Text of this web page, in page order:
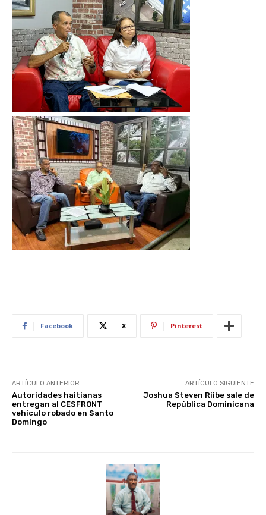
Facebook X Pinterest
ARTÍCULO ANTERIOR
Autoridades haitianas
entregan al CESFRONT
vehículo robado en Santo
Domingo
ARTÍCULO SIGUIENTE
Joshua Steven Riibe sale de
República Dominicana